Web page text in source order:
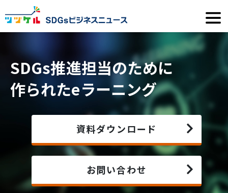
SDGs推進担当のために
作られたeラーニング
資料ダウンロード
お問い合わせ